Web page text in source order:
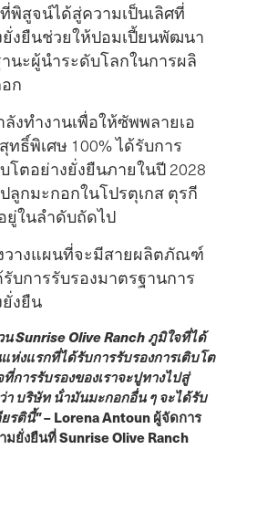
พิสูจน์ได้สู่ความเป็นเลิศที่
ยั่งยืนช่วยให้ปอมเปี้ยนพัฒนา
นะผู้นําระดับโลกในการผลิ
ก
งทํางานเพื่อให้ซัพพลายเอ
ธิ์พิเศษ 100% ได้รับการ
โตอย่างยั่งยืนภายในปี 2028
ลูกมะกอกในโปรตุเกส ตุรกี
ยู่ในลําดับถัดไป
วางแผนที่จะมีสายผลิตภัณฑ์
บการรับรองมาตรฐานการ
งยืน
Sunrise Olive Ranch ภูมิใจที่ได้
ห่งแรกที่ได้รับการรับรองการเติบโต
ที่การรับรองของเราจะปูทางไปสู่
า บริษัท น้ํามันมะกอกอื่น ๆ จะได้รับ
ยรตินี้"– Lorena Antoun ผู้จัดการ
ยั่งยืนที่ Sunrise Olive Ranch